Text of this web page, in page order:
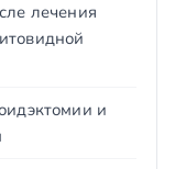
лечения
и